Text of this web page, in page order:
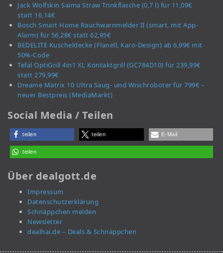
Jack Wolfskin Saima Straw Trinkflasche (0,7 l) für 11,09€
statt 16,14€
Bosch Smart Home Rauchwarnmelder II (smart, mit App-
Alarm) für 56,28€ statt 62,95€
BEDELITE Kuscheldecke (Flanell, Karo-Design) ab 6,99€ mit
50%-Code
Tefal OptiGrill 4in1 XL Kontaktgrill (GC784D10) für 239,99€
statt 279,99€
Dreame Matrix 10 Ultra Saug- und Wischroboter für 799€ –
neuer Bestpreis (MediaMarkt)
Social Media / Teilen
teilen teilen E-Mail
teilen
Über dealgott.de
Impressum
Datenschutzerklärung
Schnäppchen melden
Newsletter
dealhai.de – Deals & Schnäppchen